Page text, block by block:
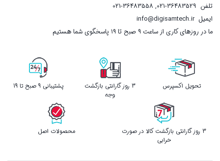
تلفن 021-36483529
,
021-36483558
ایمیلinfo@digisamtech.ir
ما در روزهای کاری از ساعت ۹ صبح تا ۱۹ پاسخگوی شما هستیم
تحویل اکسپرس
3 روز گارانتی بازگشت
وجه
پشتیبانی 9 صبح تا 19
3 روز گارانتی بازگشت کالا در صورت
خرابی
محصولات اصل